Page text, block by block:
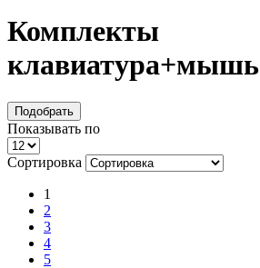
Комплекты
клавиатура+мышь
Подобрать
Показывать по
Сортировка
1
2
3
4
5